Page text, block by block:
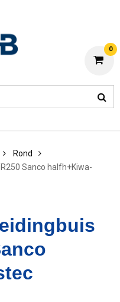
0
Rond
Sanco halfh+Kiwa-